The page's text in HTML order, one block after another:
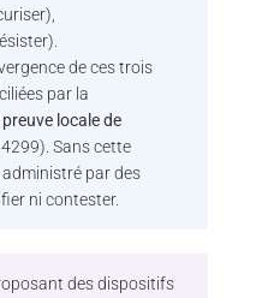
de ces trois
par la
preuve locale de
Sans cette
administré par des
ni contester.
des dispositifs